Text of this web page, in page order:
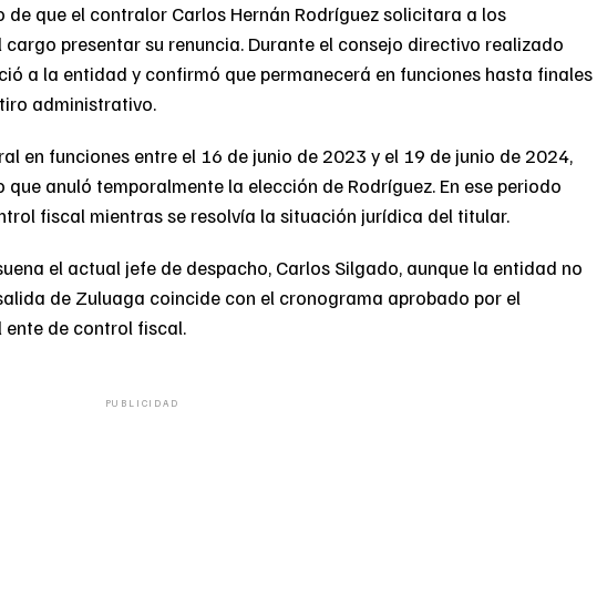
que el contralor Carlos Hernán Rodríguez solicitara a los
presentar su renuncia. Durante el consejo directivo realizado
a la entidad y confirmó que permanecerá en funciones hasta finales
administrativo.
en funciones entre el 16 de junio de 2023 y el 19 de junio de 2024,
anuló temporalmente la elección de Rodríguez. En ese periodo
fiscal mientras se resolvía la situación jurídica del titular.
el actual jefe de despacho, Carlos Silgado, aunque la entidad no
de Zuluaga coincide con el cronograma aprobado por el
ente de control fiscal.
PUBLICIDAD